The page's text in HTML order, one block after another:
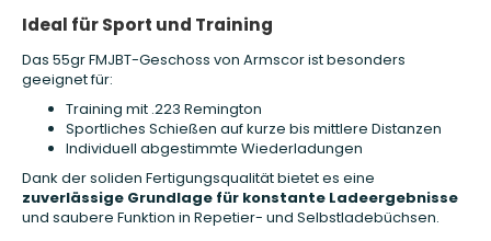
Ideal für Sport und Training
Das 55gr FMJBT-Geschoss von Armscor ist besonders
geeignet für:
Training mit .223 Remington
Sportliches Schießen auf kurze bis mittlere Distanzen
Individuell abgestimmte Wiederladungen
Dank der soliden Fertigungsqualität bietet es eine
zuverlässige Grundlage für konstante Ladeergebnisse
und saubere Funktion in Repetier- und Selbstladebüchsen.